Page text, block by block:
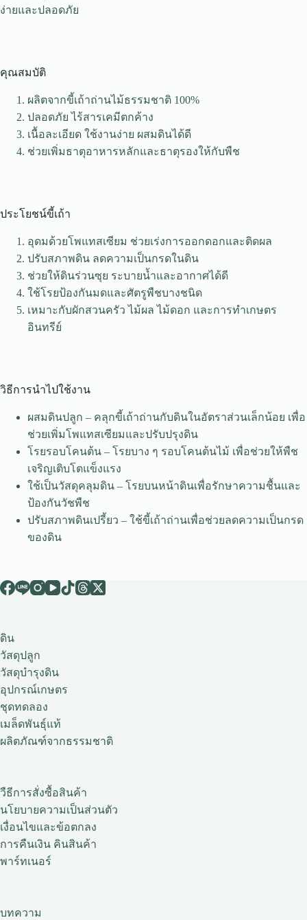
ง่ายและปลอดภัย
คุณสมบัติ
ผลิตจากขี้เถ้าถ่านไม้ธรรมชาติ 100%
ปลอดภัย ไร้สารเคมีตกค้าง
เนื้อละเอียด ใช้งานง่าย ผสมดินได้ดี
ช่วยเพิ่มธาตุอาหารหลักและธาตุรองให้กับพืช
ประโยชน์ขี้เถ้า
อุดมด้วยโพแทสเซียม ช่วยเร่งการออกดอกและติดผล
ปรับสภาพดิน ลดความเป็นกรดในดิน
ช่วยให้ดินร่วนซุย ระบายน้ำและอากาศได้ดี
ใช้โรยป้องกันมดและศัตรูพืชบางชนิด
เหมาะกับผักสวนครัว ไม้ผล ไม้ดอก และการทำเกษตร
อินทรีย์
วิธีการนำไปใช้งาน
ผสมดินปลูก – คลุกขี้เถ้าถ่านกับดินในอัตราส่วนเล็กน้อย เพื่อ
ช่วยเพิ่มโพแทสเซียมและปรับปรุงดิน
โรยรอบโคนต้น – โรยบาง ๆ รอบโคนต้นไม้ เพื่อช่วยให้พืช
เจริญเติบโตแข็งแรง
ใช้เป็นวัสดุคลุมดิน – โรยบนหน้าดินเพื่อรักษาความชื้นและ
ป้องกันวัชพืช
ปรับสภาพดินเปรี้ยว – ใช้ขี้เถ้าถ่านเพื่อช่วยลดความเป็นกรด
ของดิน
ดิน
วัสดุปลูก
วัสดุบำรุงดิน
อุปกรณ์เกษตร
ชุดทดลอง
เมล็ดพันธุ์แท้
ผลิตภัณฑ์จากธรรมชาติ
วืธีการสั่งซื้อสินค้า
นโยบายความเป็นส่วนตัว
เงื่อนไขและข้อตกลง
การคืนเงิน คินสินค้า
พาร์ทเนอร์
บทความ